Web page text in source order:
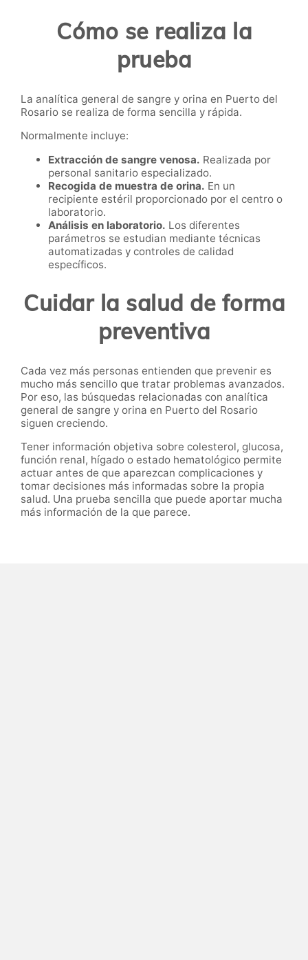
Cómo se realiza la
prueba
La analítica general de sangre y orina en Puerto del
Rosario se realiza de forma sencilla y rápida.
Normalmente incluye:
Extracción de sangre venosa. Realizada por
personal sanitario especializado.
Recogida de muestra de orina. En un
recipiente estéril proporcionado por el centro o
laboratorio.
Análisis en laboratorio. Los diferentes
parámetros se estudian mediante técnicas
automatizadas y controles de calidad
específicos.
Cuidar la salud de forma
preventiva
Cada vez más personas entienden que prevenir es
mucho más sencillo que tratar problemas avanzados.
Por eso, las búsquedas relacionadas con analítica
general de sangre y orina en Puerto del Rosario
siguen creciendo.
Tener información objetiva sobre colesterol, glucosa,
función renal, hígado o estado hematológico permite
actuar antes de que aparezcan complicaciones y
tomar decisiones más informadas sobre la propia
salud. Una prueba sencilla que puede aportar mucha
más información de la que parece.